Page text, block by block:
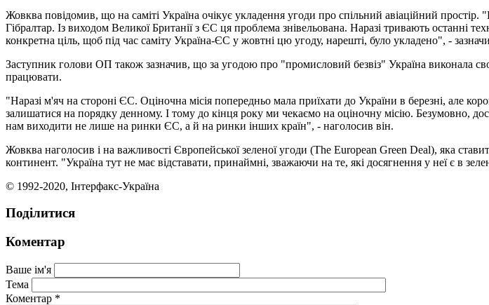
Жовква повідомив, що на саміті Україна очікує укладення угоди про спільний авіаційний
Гібралтар. Із виходом Великої Британії з ЄС ця проблема знівельована. Наразі тривають останні
конкретна ціль, щоб під час саміту Україна-ЄС у жовтні цю угоду, нарешті, було укладено", -
Заступник голови ОП також зазначив, що за угодою про "промисловий безвіз" Україна виконала
працювати.
"Наразі м'яч на стороні ЄС. Оціночна місія попередньо мала приїхати до України в березні, але
залишатися на порядку денному. І тому до кінця року ми чекаємо на оціночну місію. Безумовно,
нам виходити не лише на ринки ЄС, а й на ринки інших країн", - наголосив він.
Жовква наголосив і на важливості Європейської зеленої угоди (The European Green Deal), яка
континент. "Україна тут не має відставати, принаймні, зважаючи на те, які досягнення у неї є в
© 1992-2020, Інтерфакс-Україна
Поділитися
Коментар
Ваше ім'я
Тема
Коментар *